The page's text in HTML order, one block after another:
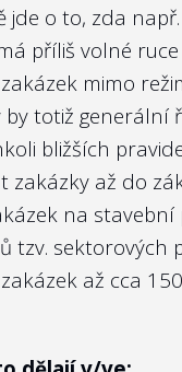
a tedy lze
„akcionáři“
důvod,
parametrech účel
nezveřejňovat
firmy. Ostatně
kotované na
na
transparentní
Podobně
dělají v/ve:
rozvojové
členové
firmy svá
osobách
společností,
apod.)?
jde o to, zda
příliš volné
mimo
by totiž generální
bližších
zakázky až do
na stavební
tzv. sektorových
až cca